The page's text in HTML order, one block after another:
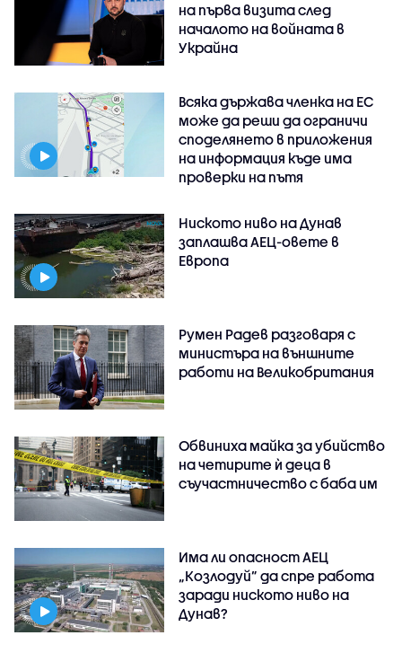
на първа визита след
началото на войната в
Украйна
Всяка държава членка на ЕС
може да реши да ограничи
споделянето в приложения
на информация къде има
проверки на пътя
Ниското ниво на Дунав
заплашва АЕЦ-овете в
Европа
Румен Радев разговаря с
министъра на външните
работи на Великобритания
Обвиниха майка за убийство
на четирите ѝ деца в
съучастничество с баба им
Има ли опасност АЕЦ
„Козлодуй” да спре работа
заради ниското ниво на
Дунав?